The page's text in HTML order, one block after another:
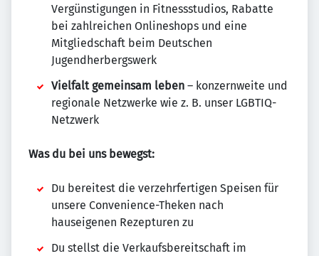
Vergünstigungen in Fitnessstudios, Rabatte
bei zahlreichen Onlineshops und eine
Mitgliedschaft beim Deutschen
Jugendherbergswerk
Vielfalt gemeinsam leben – konzernweite und
regionale Netzwerke wie z. B. unser LGBTIQ-
Netzwerk
Was du bei uns bewegst:
Du bereitest die verzehrfertigen Speisen für
unsere Convenience-Theken nach
hauseigenen Rezepturen zu
Du stellst die Verkaufsbereitschaft im